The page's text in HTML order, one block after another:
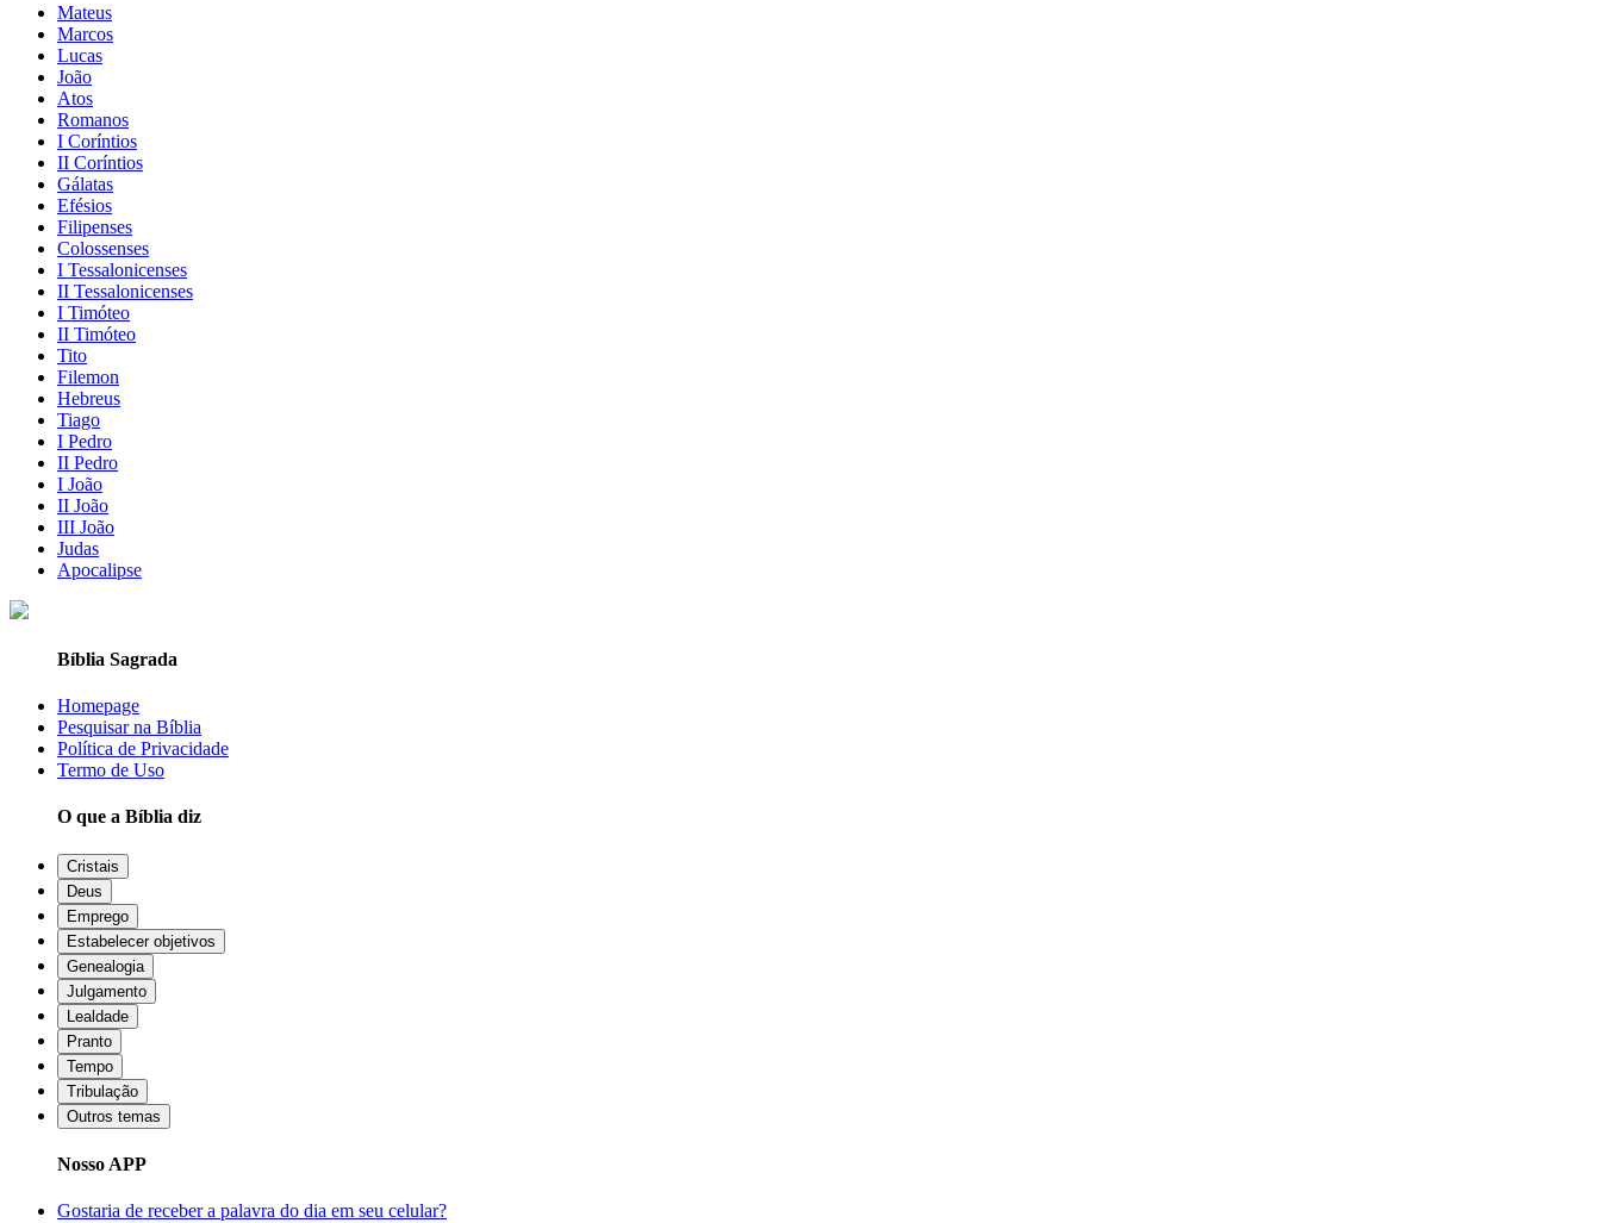
Mateus
Marcos
Lucas
João
Atos
Romanos
I Coríntios
II Coríntios
Gálatas
Efésios
Filipenses
Colossenses
I Tessalonicenses
II Tessalonicenses
I Timóteo
II Timóteo
Tito
Filemon
Hebreus
Tiago
I Pedro
II Pedro
I João
II João
III João
Judas
Apocalipse
Bíblia Sagrada
Homepage
Pesquisar na Bíblia
Política de Privacidade
Termo de Uso
O que a Bíblia diz
Cristais
Deus
Emprego
Estabelecer objetivos
Genealogia
Julgamento
Lealdade
Pranto
Tempo
Tribulação
Outros temas
Nosso APP
Gostaria de receber a palavra do dia em seu celular?